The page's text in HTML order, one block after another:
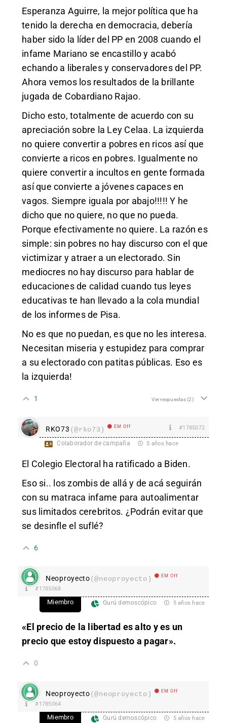
Esperanza Aguirre, la mejor política que ha
tenido la derecha en democracia, debería
haber sido la líder del PP en 2008 cuando el
infame Mariano se encastillo y acabó
echando a liberales y conservadores del PP.
Ahora vemos los resultados de la brillante
jugada de Cobardiano Rajao.
Dicho esto, totalmente de acuerdo con su
apreciación sobre la Ley Celaa. La izquierda
no quiere convertir a pobres en ricos así que
convierte a ricos en pobres. Igualmente no
quiere convertir a incultos en gente formada
así que convierte a jóvenes capaces en
vagos. Siempre iguala por abajo!!!!! Y he
dicho que no quiere, no que no pueda.
Porque efectivamente no quiere. La razón es
simple: sin pobres no hay discurso con el que
victimizar y atraer a un electorado. Sin
mediocres no hay discurso para hablar de
educaciones de calidad cuando tus leyes
educativas te han llevado a la cola mundial
de los informes de Pisa.
No es que no puedan, es que no les interesa.
Necesitan miseria y estupidez para comprar
a su electorado con patitas públicas. Eso es
la izquierda!
1 Ver respuestas(2)
RKO73 (@rko73) EM Off #1785072
Colaborador de campaña 5 años hace
El Colegio Electoral ha ratificado a Biden.
Eso si.. los zombis de allá y de acá seguirán
con su matraca infame para autoalimentar
sus limitados cerebritos. ¿Podrán evitar que
se desinfle el suflé?
6
Neoproyecto(@neoproyecto) EM Off
#1785068
Miembro Gurú demoscópico 5 años hace
«El precio de la libertad es alto y es un
precio que estoy dispuesto a pagar».
0
Neoproyecto(@neoproyecto) EM Off
#1785064
Miembro Gurú demoscópico 5 años hace